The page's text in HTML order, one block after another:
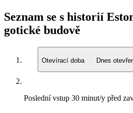
Seznam se s historií
gotické budově
Otevírací doba Dnes
Poslední vstup 30 minut/y před